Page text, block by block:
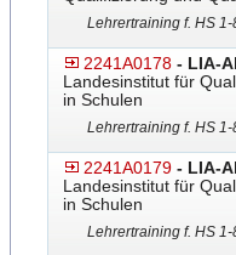
Lehrertraining f. HS
2241A0178 - LIA-
Landesinstitut für
in Schulen
Lehrertraining f. HS
2241A0179 - LIA-
Landesinstitut für
in Schulen
Lehrertraining f. HS